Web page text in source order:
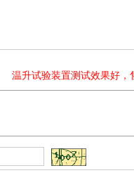
温升试验装置测试效果好，